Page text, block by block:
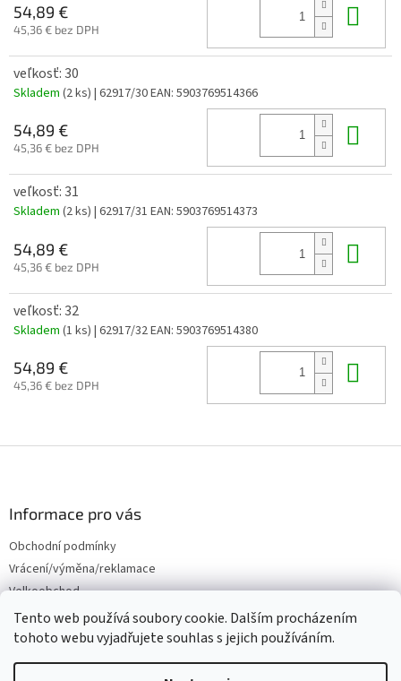
Tento web používá soubory cookie. Dalším procházením
tohoto webu vyjadřujete souhlas s jejich používáním.
54,89 €
45,36 € bez DPH
veľkosť: 30
Skladem (2 ks) | 62917/30EAN: 5903769514366
54,89 €
45,36 € bez DPH
veľkosť: 31
Skladem (2 ks) | 62917/31 EAN: 5903769514373
54,89 €
45,36 € bez DPH
veľkosť: 32
Skladem (1 ks) | 62917/32EAN: 5903769514380
54,89 €
45,36 € bez DPH
Informace pro vás
Obchodní podmínky
Vrácení/výměna/reklamace
Velkoobchod